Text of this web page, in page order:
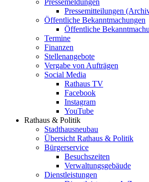
Pressemitteilungen
Öffentliche Bekanntmachungen
Öffentliche
Termine
Finanzen
Stellenangebote
Vergabe von Aufträgen
Social Media
Rathaus TV
Facebook
Instagram
YouTube
Rathaus & Politik
Stadthausneubau
Übersicht Rathaus & Politik
Bürgerservice
Besuchszeiten
Verwaltungsgebäude
Dienstleistungen